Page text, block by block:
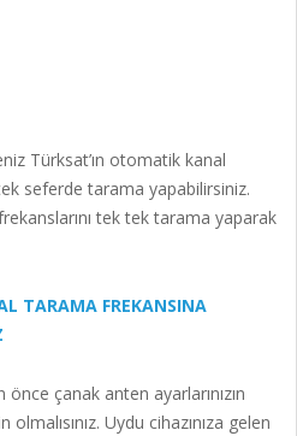
Türksat’ın otomatik kanal
seferde tarama yapabilirsiniz.
tek tek tarama yaparak
TARAMA FREKANSINA
çanak anten ayarlarınızın
olmalısınız. Uydu cihazınıza gelen